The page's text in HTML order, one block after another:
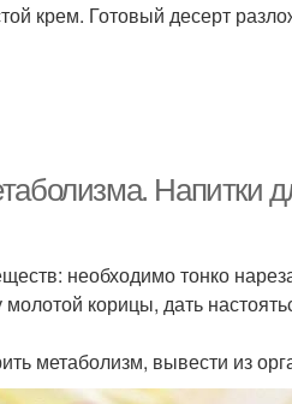
крем. Готовый десерт
Напитки
необходимо тонко
корицы, дать
метаболизм, вывести из